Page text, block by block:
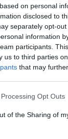
on personal
disclosed to
separately opt-
information
participants.
us to third parties
that may
website/app uses
or usage
to Google and its
specified
Opt Outs
of the Sharing of
(sorozat-dráma)
(tévéfilm
(tévéfilm vagy
(sorozat-
(sorozat-